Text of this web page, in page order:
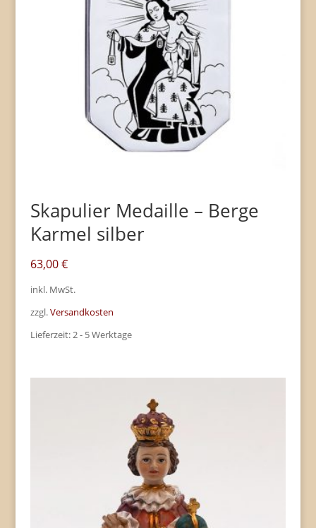
Skapulier Medaille – Berge
Karmel silber
63,00€
inkl. MwSt.
zzgl.Versandkosten
Lieferzeit:2 - 5 Werktage